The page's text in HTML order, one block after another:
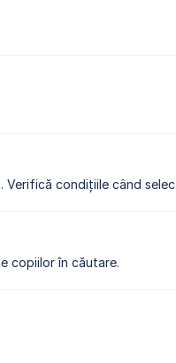
condițiile când
copiilor în căutare.